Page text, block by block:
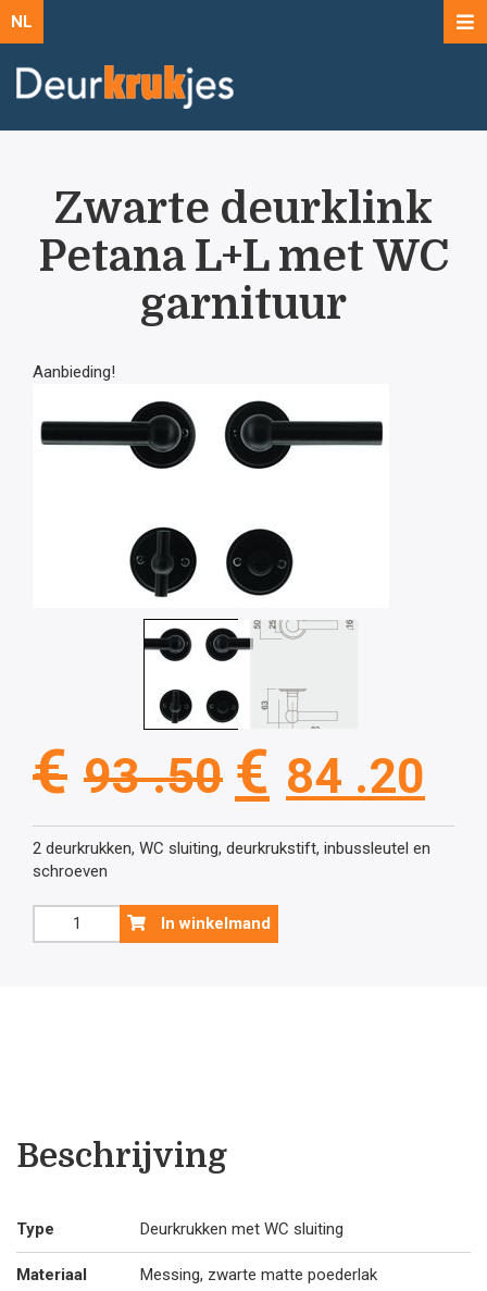
NL
Zwarte deurklink
Petana L+L met WC
garnituur
Aanbieding!
€ 93 .50
prijs
was:
€ 84 .20
2 deurkrukken, WC sluiting, deurkrukstift, inbussleutel en
schroeven
Zwarte
deurklink
In winkelmand
Beschrijving
Type Deurkrukken met WC sluiting
Materiaal Messing, zwarte matte poederlak